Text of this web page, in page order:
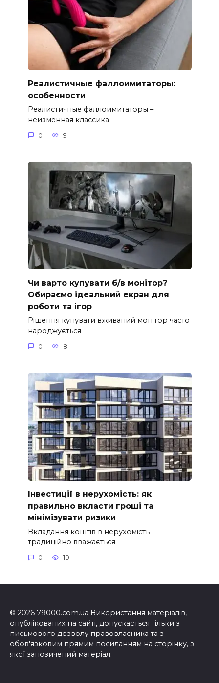
Реалистичные фаллоимитаторы:
особенности
Реалистичные фаллоимитаторы –
неизменная классика
0 9
Чи варто купувати б/в монітор?
Обираємо ідеальний екран для
роботи та ігор
Рішення купувати вживаний монітор часто
народжується
0 8
Інвестиції в нерухомість: як
правильно вкласти гроші та
мінімізувати ризики
Вкладання коштів в нерухомість
традиційно вважається
0 10
© 2026 79000.com.ua Використання матеріалів,
опублікованих на сайті, допускається тільки з
письмового дозволу правовласника та з
обов'язковим прямим посиланням на сторінку, з
якої запозичений матеріал.